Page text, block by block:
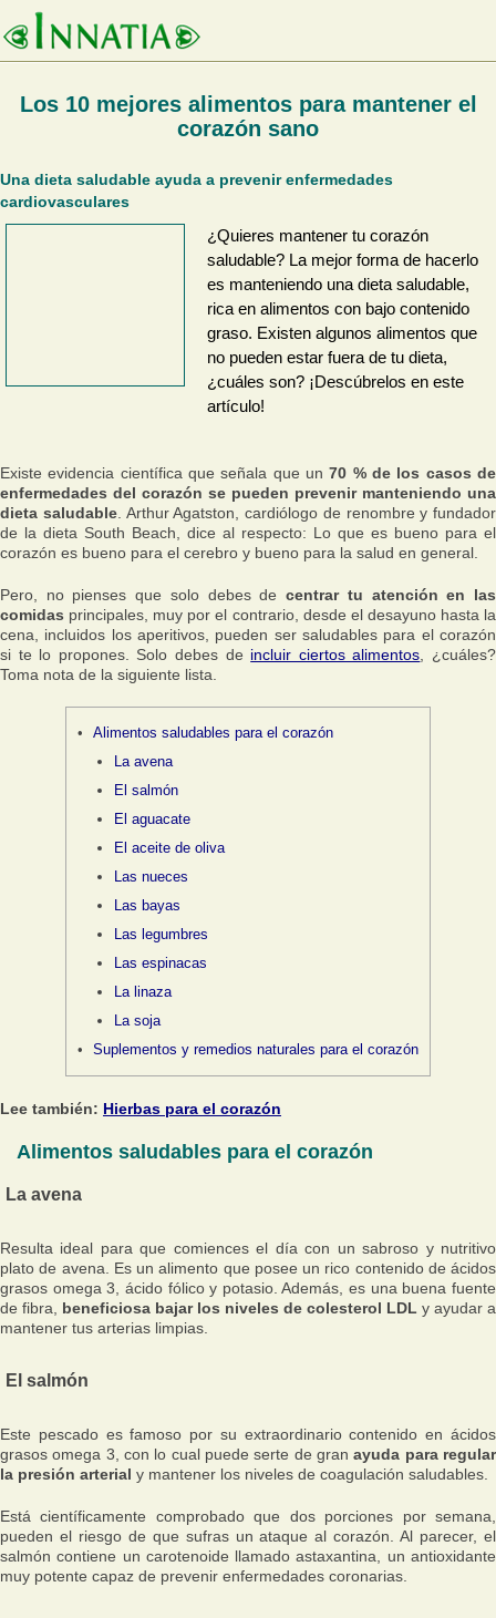
Los 10 mejores alimentos para mantener el
corazón sano
Una dieta saludable ayuda a prevenir enfermedades
cardiovasculares
¿Quieres mantener tu corazón
saludable? La mejor forma de hacerlo
es manteniendo una dieta saludable,
rica en alimentos con bajo contenido
graso. Existen algunos alimentos que
no pueden estar fuera de tu dieta,
¿cuáles son? ¡Descúbrelos en este
artículo!
Existe evidencia científica que señala que un70 % de los casos de
enfermedades del corazón se pueden prevenir manteniendo una
dieta saludable. Arthur Agatston, cardiólogo de renombre y fundador
de la dieta South Beach, dice al respecto: Lo que es bueno para el
corazón es bueno para el cerebro y bueno para la salud en general
Pero, no pienses que solo debes decentrar tu atención en las
comidas principales, muy por el contrario, desde el desayuno hasta la
cena, incluidos los aperitivos, pueden ser saludables para el corazón
si te lo propones. Solo debes de incluir ciertos alimentos , ¿cuáles?
Toma nota de la siguiente lista.
Alimentos saludables para el corazón
La avena
El salmón
El aguacate
El aceite de oliva
Las nueces
Las bayas
Las legumbres
Las espinacas
La linaza
La soja
Suplementos y remedios naturales para el corazón
Lee también: Hierbas para el corazón
Alimentos saludables para el corazón
La avena
Resulta ideal para que comiences el día con un sabroso y nutritivo
plato de avena. Es un alimento que posee un rico contenido de ácidos
grasos omega 3, ácido fólico y potasio. Además, es una buena fuente
de fibra, beneficiosa bajar los niveles de colesterol LDL y ayudar a
mantener tus arterias limpias.
El salmón
Este pescado es famoso por su extraordinario contenido en ácidos
grasos omega 3, con lo cual puede serte de granayuda para regular
la presión arterial y mantener los niveles de coagulación saludables.
Está científicamente comprobado que dos porciones por semana,
pueden el riesgo de que sufras un ataque al corazón. Al parecer, el
salmón contiene un carotenoide llamado astaxantina, un antioxidante
muy potente capaz de prevenir enfermedades coronarias.